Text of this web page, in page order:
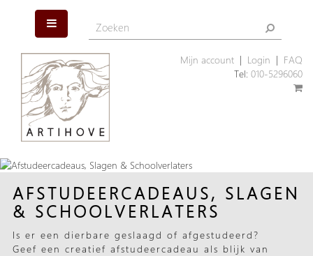
Mijn account| Login
FAQ
Tel: 010-5296060
AFSTUDEERCADEAUS, SLAGEN
& SCHOOLVERLATERS
Is er een dierbare geslaagd of afgestudeerd?
Geef een creatief afstudeercadeau als blijk van